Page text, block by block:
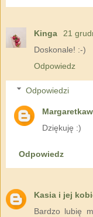
Kinga
21
Doskonale! :-)
Odpowiedz
Odpowiedzi
Margaretkaw
Dziękuję :)
Odpowiedz
Kasia i jej
Bardzo lubię